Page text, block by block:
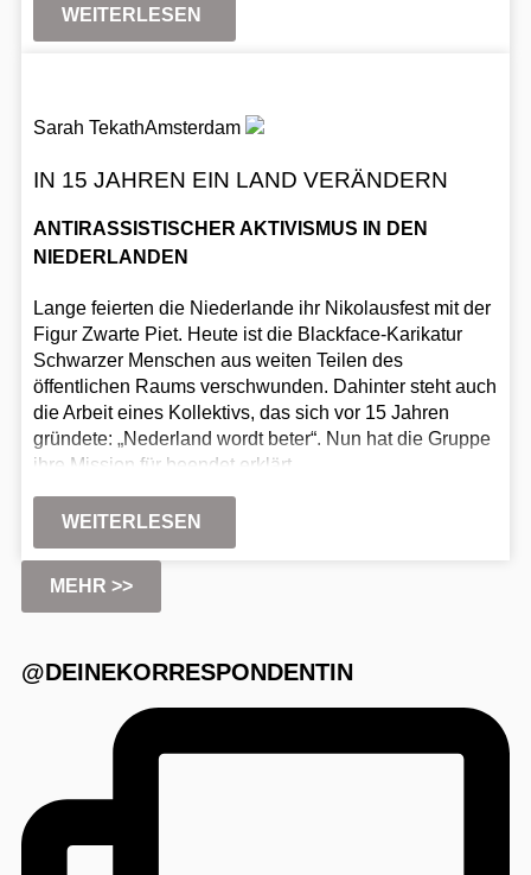
WEITERLESEN
Sarah TekathAmsterdam
IN 15 JAHREN EIN LAND VERÄNDERN
ANTIRASSISTISCHER AKTIVISMUS IN DEN
NIEDERLANDEN
Lange feierten die Niederlande ihr Nikolausfest mit der
Figur Zwarte Piet. Heute ist die Blackface-Karikatur
Schwarzer Menschen aus weiten Teilen des
öffentlichen Raums verschwunden. Dahinter steht auch
die Arbeit eines Kollektivs, das sich vor 15 Jahren
gründete: „Nederland wordt beter“. Nun hat die Gruppe
ihre Mission für beendet erklärt.
WEITERLESEN
MEHR >>
@DEINEKORRESPONDENTIN